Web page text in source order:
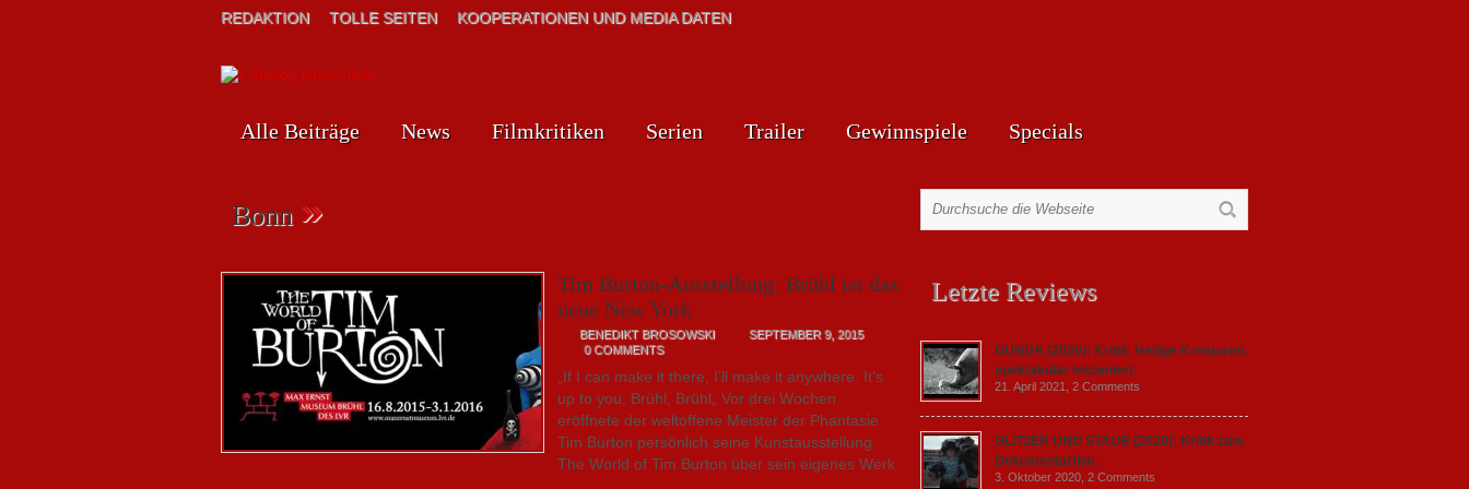
REDAKTION TOLLE SEITEN KOOPERATIONEN UND MEDIA DATEN
Alle Beiträge News Filmkritiken Serien Trailer Gewinnspiele Specials
Bonn »
Tim Burton-Ausstellung: Brühl ist das
neue New York
BENEDIKT BROSOWSKI
SEPTEMBER 9, 2015
0 COMMENTS
„If I can make it there, I’ll make it anywhere. It’s
up to you, Brühl, Brühl„ Vor drei Wochen
eröffnete der weltoffene Meister der Phantasie
Tim Burton persönlich seine Kunstausstellung
The World of Tim Burton über sein eigenes Werk
Letzte Reviews
GUNDA (2020): Kritik. Heilige Kreaturen,
spektakulär inszeniert.
21. April 2021, 2 Comments
GLITZER UND STAUB (2020): Kritik zum
Dokumentarfilm.
3. Oktober 2020, 2 Comments